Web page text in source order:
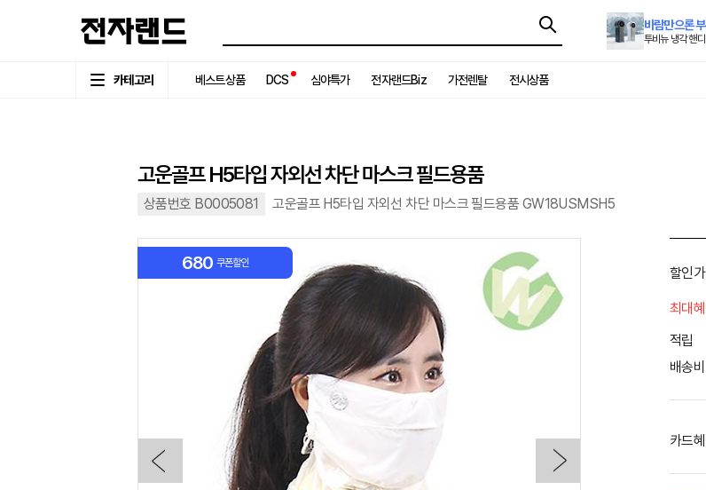
바람만으론
투비뉴 냉각 핸
카테고리 베스트상품 DCS 심야특가 전자랜드Biz 가전렌탈 전시상품
고운골프 H5타입 자외선 차단 마스크 필드용품
상품번호 B0005081 고운골프 H5타입 자외선 차단 마스크 필드용품 GW18USMSH5
680 쿠폰할인
할인가
최대
적립
배송비
카드